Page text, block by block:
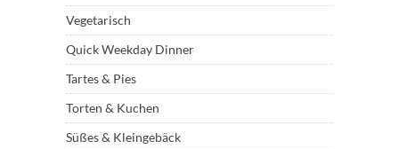
Vegetarisch
Quick Weekday Dinner
Tartes & Pies
Torten & Kuchen
Süßes & Kleingebäck